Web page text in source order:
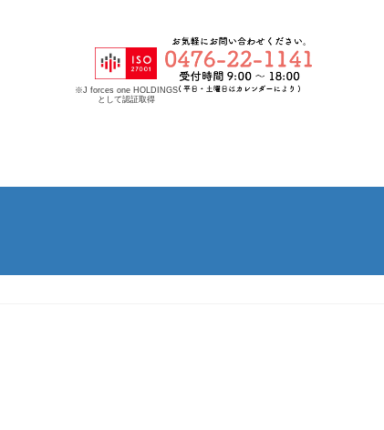
※J forces one HOLDINGS
として認証取得